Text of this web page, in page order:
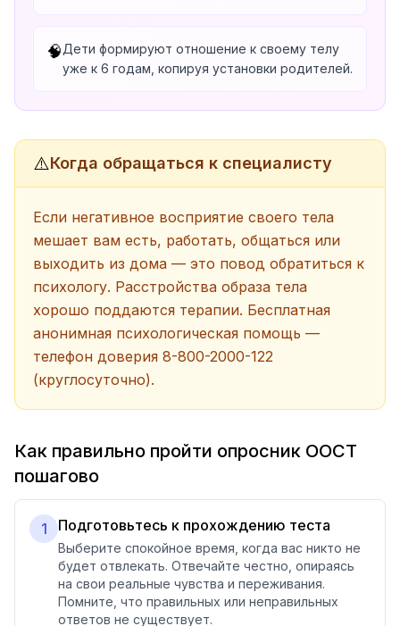
🧠Дети формируют отношение к своему телу
уже к 6 годам, копируя установки родителей.
⚠️Когда обращаться к специалисту
Если негативное восприятие своего тела
мешает вам есть, работать, общаться или
выходить из дома — это повод обратиться к
психологу. Расстройства образа тела
хорошо поддаются терапии. Бесплатная
анонимная психологическая помощь —
телефон доверия 8-800-2000-122
(круглосуточно).
Как правильно пройти опросник ООСТ
пошагово
1 Подготовьтесь к прохождению теста
Выберите спокойное время, когда вас никто не
будет отвлекать. Отвечайте честно, опираясь
на свои реальные чувства и переживания.
Помните, что правильных или неправильных
ответов не существует.